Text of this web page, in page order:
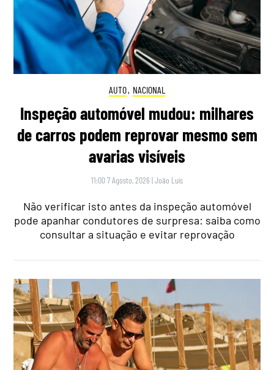
AUTO, NACIONAL
Inspeção automóvel mudou: milhares
de carros podem reprovar mesmo sem
avarias visíveis
11:00 7 Agosto, 2026 |João Luís
Não verificar isto antes da inspeção automóvel
pode apanhar condutores de surpresa: saiba como
consultar a situação e evitar reprovação